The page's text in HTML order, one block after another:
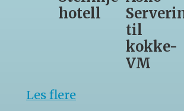
Servering
Les flere